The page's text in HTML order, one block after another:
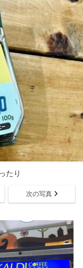
たり
次の写真